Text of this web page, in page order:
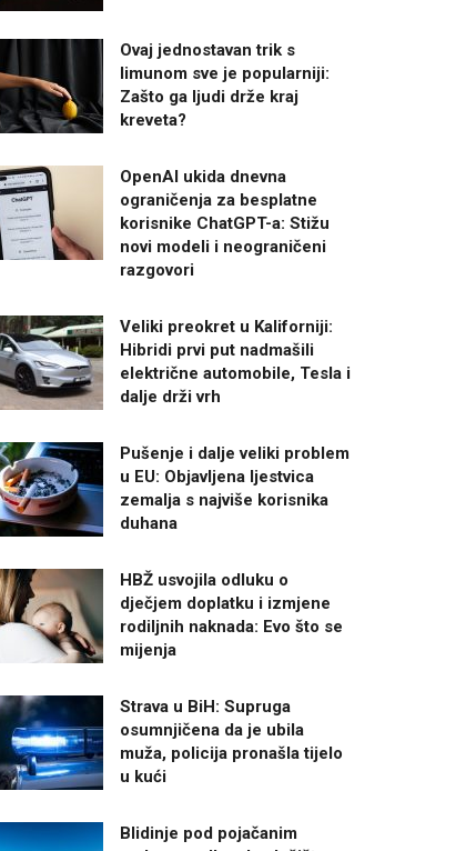
Ovaj jednostavan trik s
limunom sve je popularniji:
Zašto ga ljudi drže kraj
kreveta?
OpenAI ukida dnevna
ograničenja za besplatne
korisnike ChatGPT-a: Stižu
novi modeli i neograničeni
razgovori
Veliki preokret u Kaliforniji:
Hibridi prvi put nadmašili
električne automobile, Tesla i
dalje drži vrh
Pušenje i dalje veliki problem
u EU: Objavljena ljestvica
zemalja s najviše korisnika
duhana
HBŽ usvojila odluku o
dječjem doplatku i izmjene
rodiljnih naknada: Evo što se
mijenja
Strava u BiH: Supruga
osumnjičena da je ubila
muža, policija pronašla tijelo
u kući
Blidinje pod pojačanim